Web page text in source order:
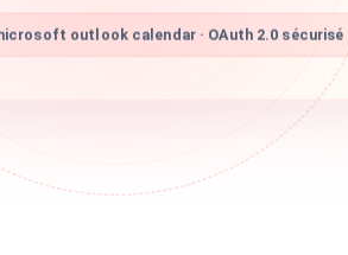
outlook calendar · OAuth 2.0 sécurisé